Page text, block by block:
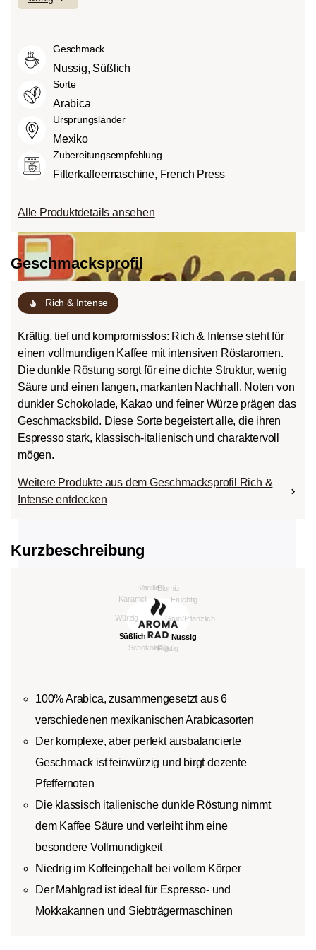
geringen Anteilen an Bitterstoffen.
sauer als helle Röstungen, mit
ausgewogenem Geschmack und vollem
Körper.
Dunkle Röstung (French-/Italian):
Schokoladig süßer Körper mit
ausgeprägten Röstaromen und
Bitterstoffen bei geringem Säureanteil.
verschiedenen Faktoren wie der
Bohnensorte, Anbauhöhe, Herkunft und
besonders der Röstung ab.
Geschmack
Nussig, Süßlich
Sorte
Arabica
Ursprungsländer
Mexiko
Zubereitungsempfehlung
Filterkaffeemaschine, French Press
Alle Produktdetails ansehen
Geschmacksprofil
Rich & Intense
Kräftig, tief und kompromisslos: Rich & Intense steht für
einen vollmundigen Kaffee mit intensiven Röstaromen.
Die dunkle Röstung sorgt für eine dichte Struktur, wenig
Säure und einen langen, markanten Nachhall. Noten von
dunkler Schokolade, Kakao und feiner Würze prägen das
Geschmacksbild. Diese Sorte begeistert alle, die ihren
Espresso stark, klassisch-italienisch und charaktervoll
mögen.
Weitere Produkte aus dem Geschmacksprofil Rich &
Intense entdecken
Kurzbeschreibung
100% Arabica, zusammengesetzt aus 6
verschiedenen mexikanischen Arabicasorten
Der komplexe, aber perfekt ausbalancierte
Geschmack ist feinwürzig und birgt dezente
Pfeffernoten
Die klassisch italienische dunkle Röstung nimmt
dem Kaffee Säure und verleiht ihm eine
besondere Vollmundigkeit
Niedrig im Koffeingehalt bei vollem Körper
Der Mahlgrad ist ideal für Espresso- und
Mokkakannen und Siebträgermaschinen